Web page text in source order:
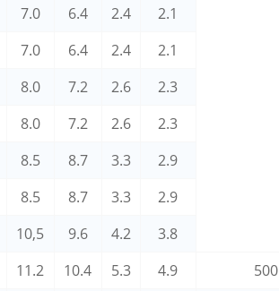
7.0 6.4 2.4
2.1
7.0 6.4 2.4
2.1
8.0 7.2 2.6
2.3
8.0 7.2 2.6
2.3
8.5 8.7 3.3
2.9
8.5 8.7 3.3
2.9
10,5 9.6 4.2
3.8
11.2 10.4 5.3 4.9
500